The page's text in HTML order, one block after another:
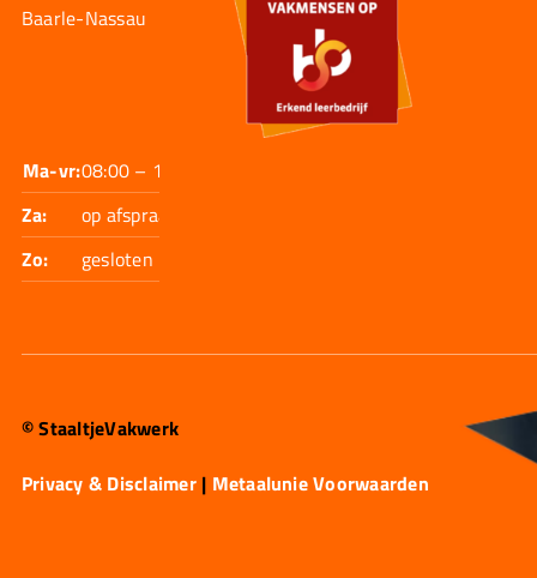
Baarle-Nassau
Ma-vr:08:00 – 17:30
Za:
op afspraak
Zo:
gesloten
© StaaltjeVakwerk
Privacy & Disclaimer| Metaalunie Voorwaarden